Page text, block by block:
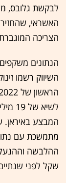
האשראי,
הצריכה
הנתונים
המבצע באיראן.
שקל לפני שנתיים ל-7-8 מיליארד